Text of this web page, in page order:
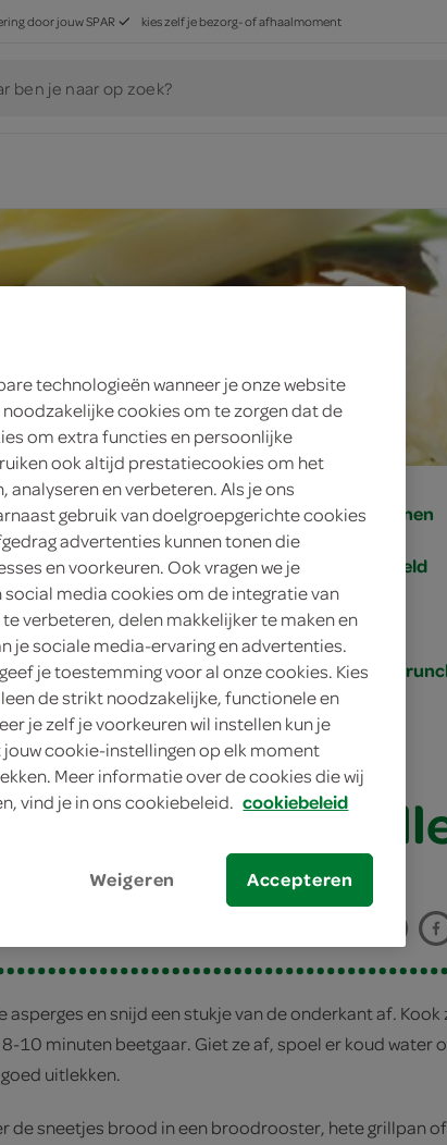
door jouw SPAR kies zelf je bezorg- of afhaalmoment
ben je naar op zoek?
4 personen
gemiddeld
20 min.
lunch,
en
asperges en snijd een stukje van de onderkant af. Kook
10 minuten beetgaar. Giet ze af, spoel er koud water
uitlekken.
de sneetjes brood in een broodrooster, hete grillpan
technologieën wanneer je onze website
cookies om te zorgen dat de
om extra functies en persoonlijke
ook altijd prestatiecookies om het
analyseren en verbeteren. Als je ons
gebruik van doelgroepgerichte cookies
advertenties kunnen tonen die
en voorkeuren. Ook vragen we je
media cookies om de integratie van
verbeteren, delen makkelijker te maken en
je sociale media-ervaring en advertenties.
je toestemming voor al onze cookies. Kies
de strikt noodzakelijke, functionele en
je zelf je voorkeuren wil instellen kun je
jouw cookie-instellingen op elk moment
Meer informatie over de cookies die wij
vind je in ons cookiebeleid. cookiebeleid
Weigeren Accepteren